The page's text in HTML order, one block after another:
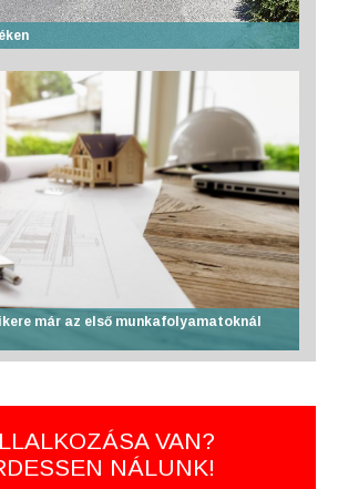
már az első munkafolyamatoknál
VAN?
NÁLUNK!